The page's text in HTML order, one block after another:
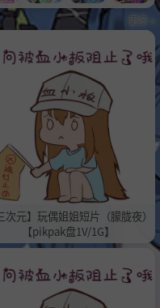
更多 »
次元】玩偶姐姐短片（朦胧夜）
【pikpak盘1V/1G】